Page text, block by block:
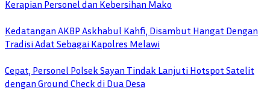
Kerapian Personel dan Kebersihan Mako
Kedatangan AKBP Askhabul Kahfi, Disambut Hangat Dengan
Tradisi Adat Sebagai Kapolres Melawi
Cepat, Personel Polsek Sayan Tindak Lanjuti Hotspot Satelit
dengan Ground Check di Dua Desa